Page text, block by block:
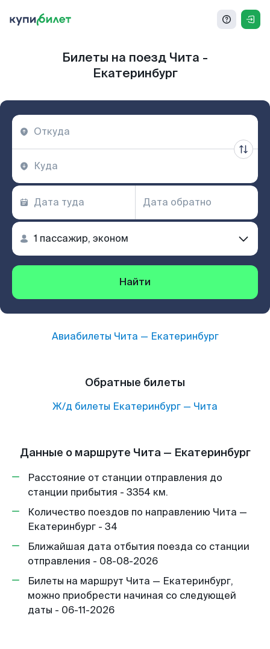
Билеты на поезд Чита -
Екатеринбург
Найти
Авиабилеты Чита — Екатеринбург
Обратные билеты
Ж/д билеты Екатеринбург — Чита
Данные о маршруте Чита — Екатеринбург
Расстояние от станции отправления до
станции прибытия - 3354 км.
Количество поездов по направлению Чита —
Екатеринбург - 34
Ближайшая дата отбытия поезда со станции
отправления - 08-08-2026
Билеты на маршрут Чита — Екатеринбург,
можно приобрести начиная со следующей
даты - 06-11-2026